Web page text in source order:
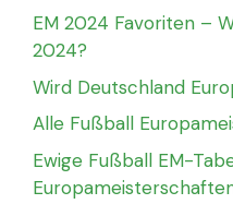
EM 2024 Favoriten –
2024?
Wird Deutschland
Alle Fußball
Ewige Fußball EM-